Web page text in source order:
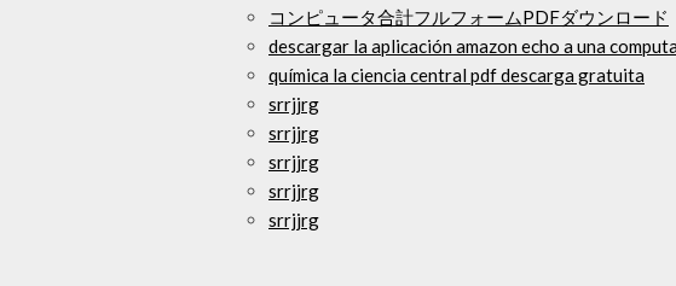
コンピュータ合計フルフォームPDFダウンロード
descargar la aplicación amazon echo a una
química la ciencia central pdf descarga gratuita
srrjjrg
srrjjrg
srrjjrg
srrjjrg
srrjjrg